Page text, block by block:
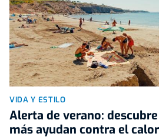
VIDA Y ESTILO
Alerta de verano:
más ayudan contra el calor